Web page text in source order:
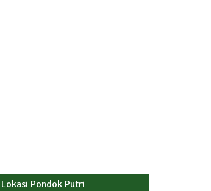
Lokasi Pondok Putri